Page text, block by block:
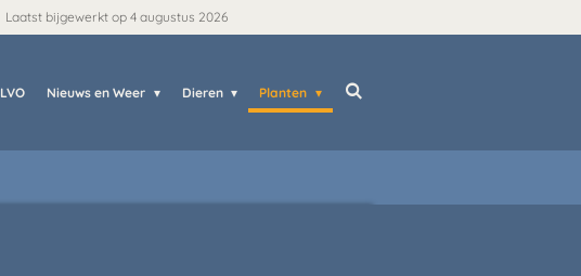
Laatst bijgewerkt op 4 augustus 2026
LVO Nieuws en Weer Dieren Planten